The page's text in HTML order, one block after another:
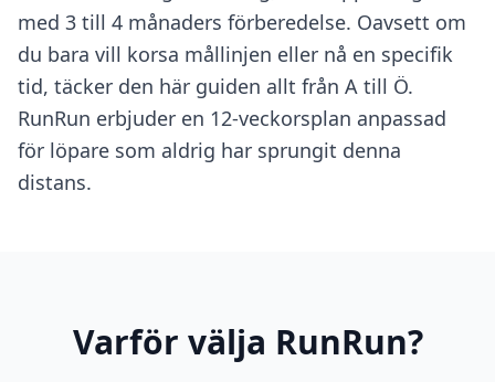
med 3 till 4 månaders förberedelse. Oavsett om
du bara vill korsa mållinjen eller nå en specifik
tid, täcker den här guiden allt från A till Ö.
RunRun erbjuder en 12-veckorsplan anpassad
för löpare som aldrig har sprungit denna
distans.
Varför välja RunRun?